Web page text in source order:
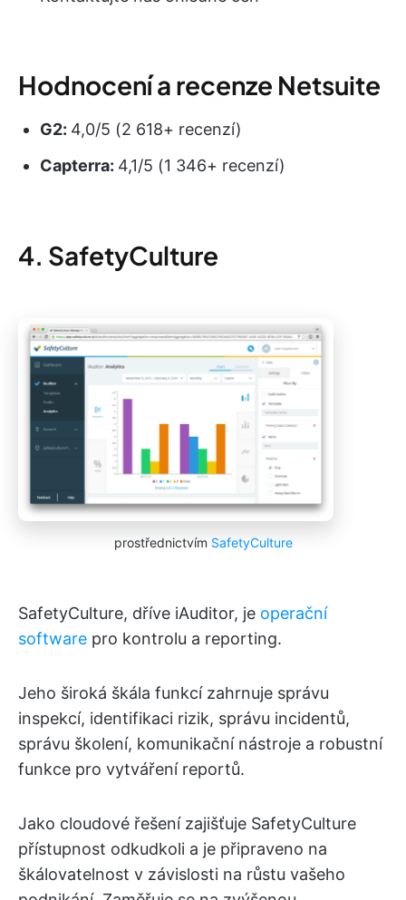
Hodnocení a recenze Netsuite
G2: 4,0/5 (2 618+ recenzí)
Capterra: 4,1/5 (1 346+ recenzí)
4. SafetyCulture
prostřednictvím SafetyCulture
SafetyCulture, dříve iAuditor, je operační
software pro kontrolu a reporting.
Jeho široká škála funkcí zahrnuje správu
inspekcí, identifikaci rizik, správu incidentů,
správu školení, komunikační nástroje a robustní
funkce pro vytváření reportů.
Jako cloudové řešení zajišťuje SafetyCulture
přístupnost odkudkoli a je připraveno na
škálovatelnost v závislosti na růstu vašeho